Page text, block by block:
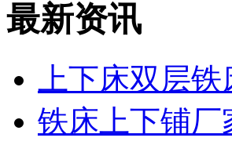
最新资讯
上下床双层
铁床上下铺厂